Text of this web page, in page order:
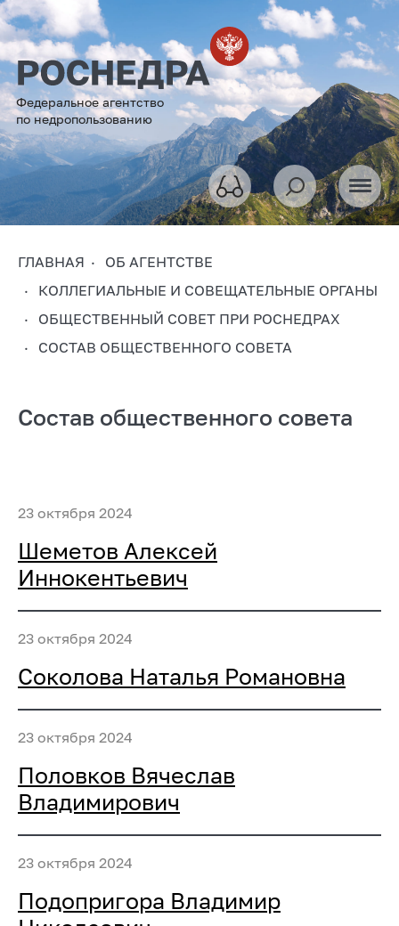
Федеральное агентство
по недропользованию
ГЛАВНАЯ
ОБ АГЕНТСТВЕ
КОЛЛЕГИАЛЬНЫЕ И СОВЕЩАТЕЛЬНЫЕ ОРГАНЫ
ОБЩЕСТВЕННЫЙ СОВЕТ ПРИ РОСНЕДРАХ
СОСТАВ ОБЩЕСТВЕННОГО СОВЕТА
Состав общественного совета
23 октября 2024
Шеметов Алексей
Иннокентьевич
23 октября 2024
Соколова Наталья Романовна
23 октября 2024
Половков Вячеслав
Владимирович
23 октября 2024
Подопригора Владимир